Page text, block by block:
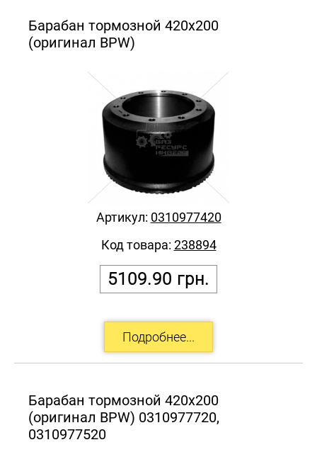
Барабан тормозной 420х200
(оригинал BPW)
5109.90 грн.
Артикул: 0310977420
Код товара: 238894
Барабан тормозной 420х200
(оригинал BPW) 0310977720,
0310977520